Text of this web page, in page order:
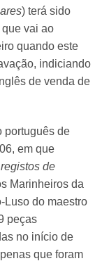
) terá sido
vai ao
quando este
indiciando
de venda de
português de
em que
registos de
Marinheiros da
Luso do maestro
peças
no início de
que foram